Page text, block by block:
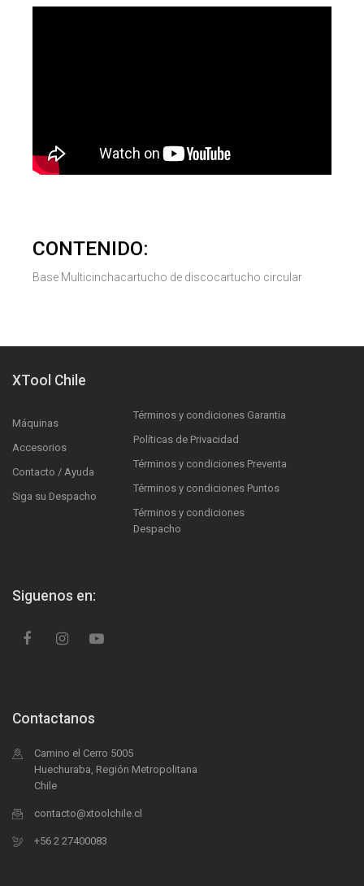
CONTENIDO:
Base Multicinchacartucho de discocartucho circular
XTool Chile
Máquinas
Accesorios
Contacto / Ayuda
Siga su Despacho
Términos y condiciones Garantia
Políticas de Privacidad
Términos y condiciones Preventa
Términos y condiciones Puntos
Términos y condiciones
Despacho
Siguenos en:
Contactanos
Camino el Cerro 5005
Huechuraba, Región Metropolitana
Chile
contacto@xtoolchile.cl
+56 2 27400083